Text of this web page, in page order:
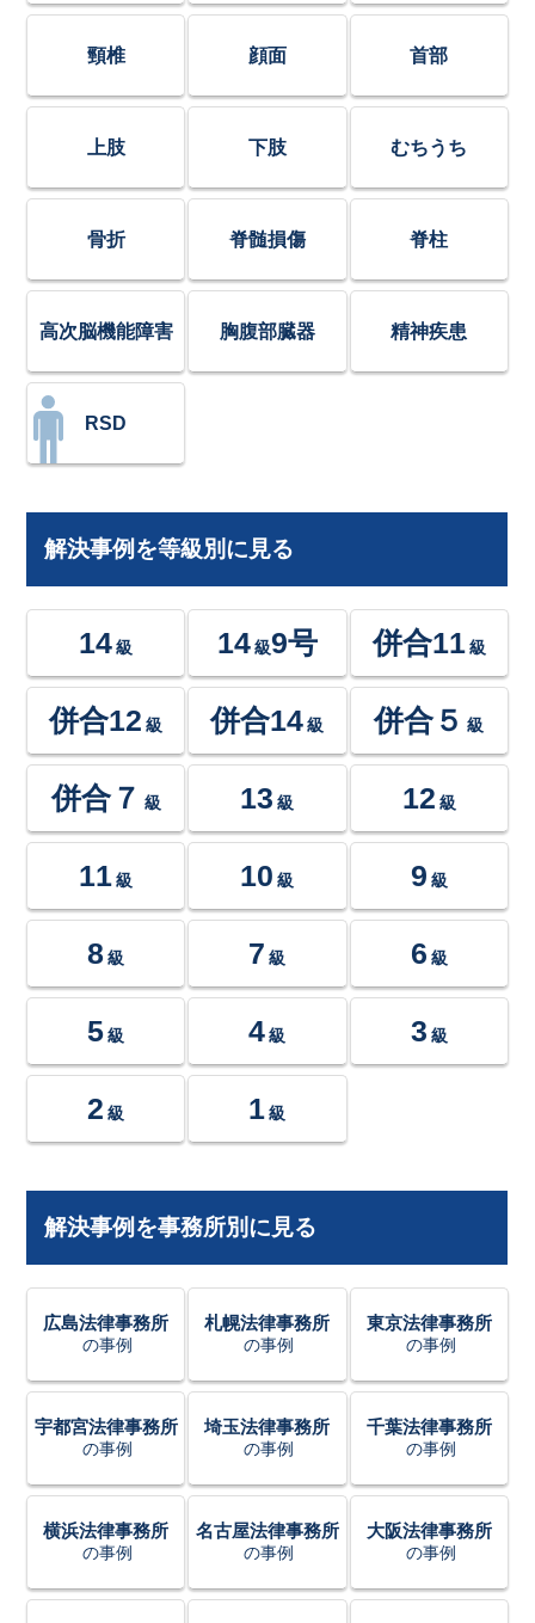
頸椎 顔面 首部
上肢 下肢 むちうち
骨折 脊髄損傷 脊柱
高次脳機能障害 胸腹部臓器 精神疾患
RSD
解決事例を等級別に見る
14 級 14級9号 併合11 級
併合12 級 併合14 級 併合５ 級
併合７ 級 13 級 12 級
11 級 10 級 9 級
8 級 7 級 6 級
5 級 4 級 3 級
2 級 1 級
解決事例を事務所別に見る
広島法律事務所
の事例
札幌法律事務所
の事例
東京法律事務所
の事例
宇都宮法律事務所
の事例
埼玉法律事務所
の事例
千葉法律事務所
の事例
横浜法律事務所
の事例
名古屋法律事務所
の事例
大阪法律事務所
の事例